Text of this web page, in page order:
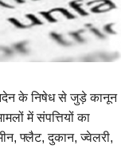
के निषेध से जुड़े कानून
में संपत्तियों का
फ्लैट, दुकान, ज्वेलरी,